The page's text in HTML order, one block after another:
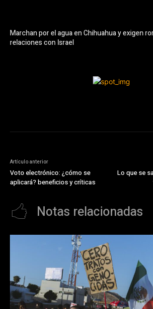
Marchan por el agua en Chihuahua y exigen
relaciones con Israel
Artículo anterior
Voto electrónico: ¿cómo se
aplicará? beneficios y críticas
Lo que se
Notas relacionadas